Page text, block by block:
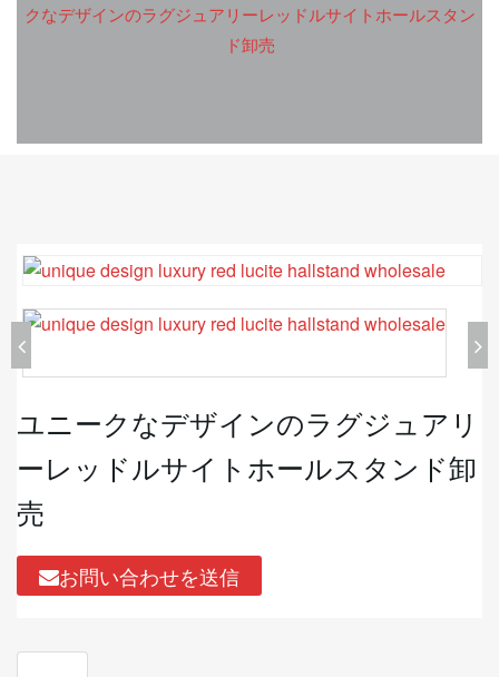
クなデザインのラグジュアリーレッドルサイトホールスタン
ド卸売
ユニークなデザインのラグジュアリ
ーレッドルサイトホールスタンド卸
売
お問い合わせを送信